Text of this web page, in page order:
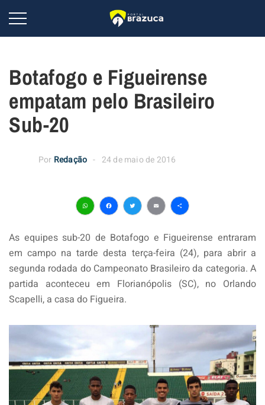
Botafogo e Figueirense
empatam pelo Brasileiro
Sub-20
Por Redação 24 de maio de 2016
WhatsApp
Facebook
Twitter
EmailShare
As equipes sub-20 de Botafogo e Figueirense entraram
em campo na tarde desta terça-feira (24), para abrir a
segunda rodada do Campeonato Brasileiro da categoria. A
partida aconteceu em Florianópolis (SC), no Orlando
Scapelli, a casa do Figueira.